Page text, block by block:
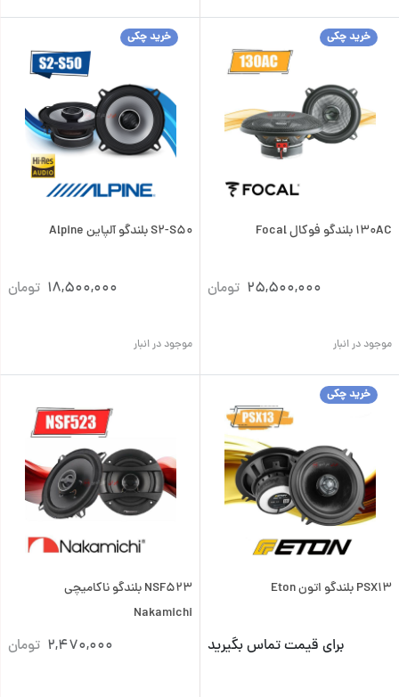
خرید چکی
130AC بلندگو فوکال Focal
25,500,000 تومان
موجود در انبار
خرید چکی
S2-S50 بلندگو آلپاین Alpine
18,500,000 تومان
موجود در انبار
خرید چکی
PSX13 بلندگو اتون Eton
برای قیمت تماس بگیرید
NSF523 بلندگو ناکامیچی
Nakamichi
2,470,000 تومان